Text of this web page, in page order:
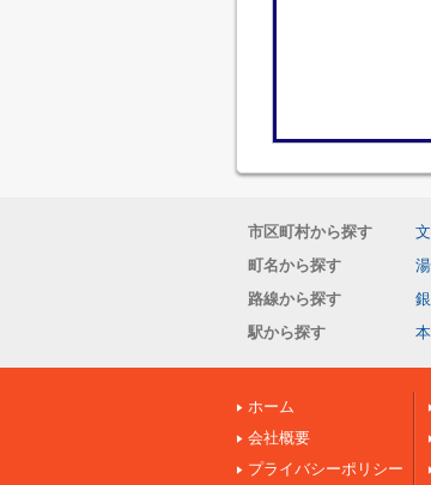
市区町村から探す
町名から探す
路線から探す
駅から探す
ホーム
会社概要
プライバシーポリシー